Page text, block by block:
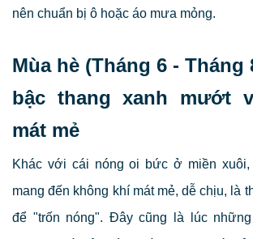
nên chuẩn bị ô hoặc áo mưa mỏng.
Mùa hè (Tháng 6 - Tháng
bậc thang xanh mướt
mát mẻ
Khác với cái nóng oi bức ở miền
mang đến không khí mát mẻ, dễ chịu, là
để "trốn nóng". Đây cũng là lúc